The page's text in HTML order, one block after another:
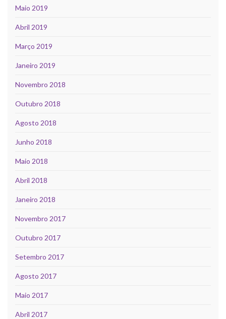
Maio 2019
Abril 2019
Março 2019
Janeiro 2019
Novembro 2018
Outubro 2018
Agosto 2018
Junho 2018
Maio 2018
Abril 2018
Janeiro 2018
Novembro 2017
Outubro 2017
Setembro 2017
Agosto 2017
Maio 2017
Abril 2017